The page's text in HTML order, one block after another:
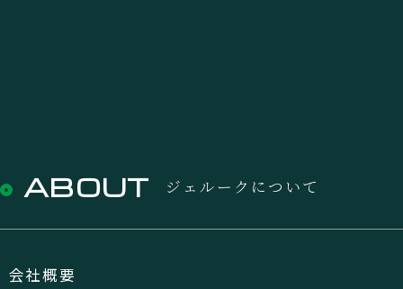
ABOUT ジェルークについて
会社概要